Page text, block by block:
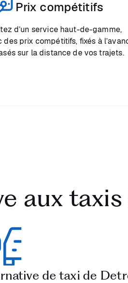
Prix compétitifs
d’un service haut-de-gamme,
des prix compétitifs, fixés à
sur la distance de vos trajets.
aux
de taxi de